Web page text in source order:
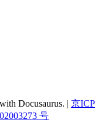
Docusaurus. | 京ICP
号